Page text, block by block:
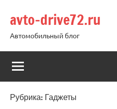
содержимому
avto-drive72.ru
Автомобильный блог
Рубрика: Гаджеты